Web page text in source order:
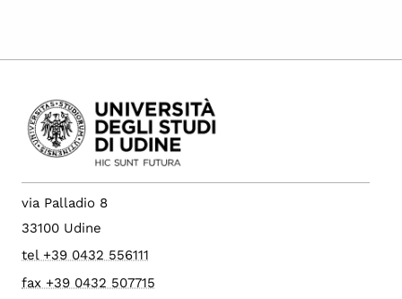
via Palladio 8
33100 Udine
tel +39 0432 556111
fax +39 0432 507715